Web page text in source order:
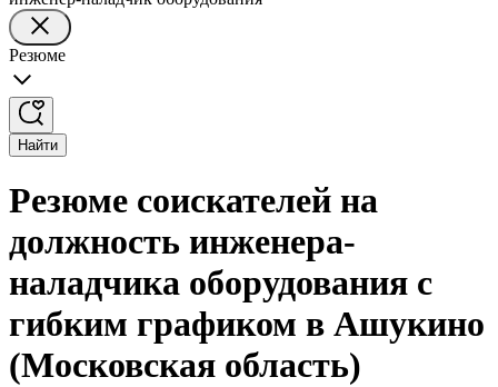
Резюме
Найти
Резюме соискателей на
должность инженера-
наладчика оборудования с
гибким графиком в Ашукино
(Московская область)